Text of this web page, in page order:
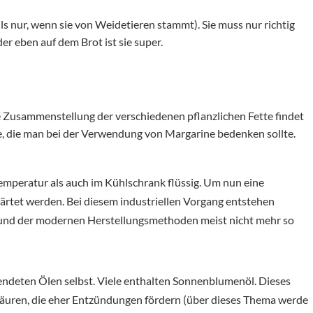
wenn sie von Weidetieren stammt). Sie muss nur richtig
eben auf dem Brot ist sie super.
der verschiedenen pflanzlichen Fette findet
man bei der Verwendung von Margarine bedenken sollte.
als auch im Kühlschrank flüssig. Um nun eine
werden. Bei diesem industriellen Vorgang entstehen
der modernen Herstellungsmethoden meist nicht mehr so
Ölen selbst. Viele enthalten Sonnenblumenöl. Dieses
die eher Entzündungen fördern (über dieses Thema werde